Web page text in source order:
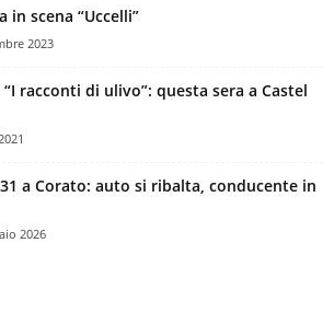
in scena “Uccelli”
2023
racconti di ulivo”: questa sera a Castel
a Corato: auto si ribalta, conducente in
2026